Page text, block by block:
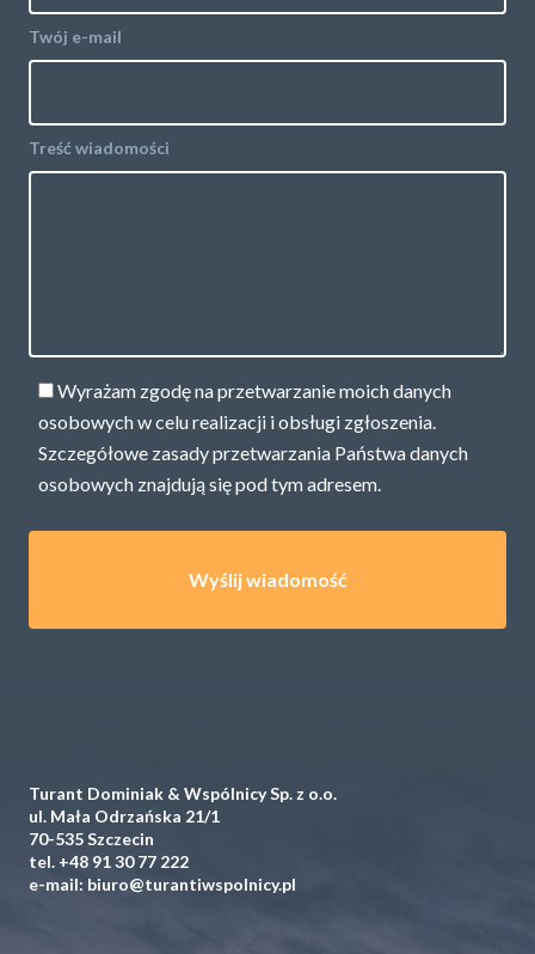
Twój e-mail
Treść wiadomości
Wyrażam zgodę na przetwarzanie moich danych
osobowych w celu realizacji i obsługi zgłoszenia.
Szczegółowe zasady przetwarzania Państwa danych
osobowych znajdują się podtym adresem.
Turant Dominiak & Wspólnicy Sp. z o.o.
ul. Mała Odrzańska 21/1
70-535 Szczecin
tel. +48 91 30 77 222
e-mail: biuro@turantiwspolnicy.pl